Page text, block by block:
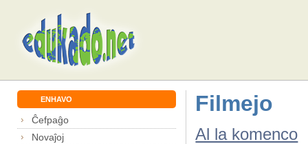
ENHAVO
Ĉefpaĝo
Novaĵoj
Filmejo
Al la komenco